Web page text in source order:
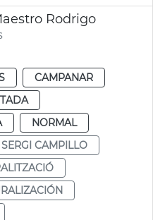
Rodrigo
CAMPANAR
NORMAL
SERGI CAMPILLO